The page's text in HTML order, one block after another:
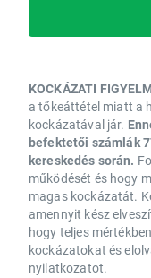
KOCKÁZATI
a tőkeáttétel miatt a
kockázatával jár.
befektetői számlák
kereskedés során.
működését és hogy
magas kockázatát.
amennyit kész
hogy teljes
kockázatokat és
nyilatkozatot.